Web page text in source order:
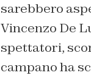
sarebbero
Vincenzo De
spettatori,
campano ha